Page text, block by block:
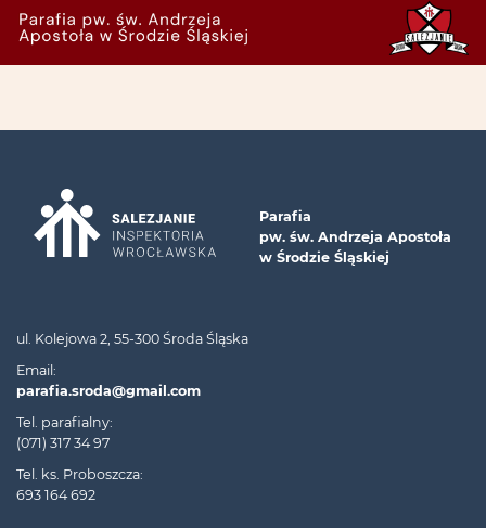
Parafia
pw. św. Andrzeja Apostoła
w Środzie Śląskiej
ul. Kolejowa 2, 55-300 Środa Śląska
Email:
parafia.sroda@gmail.com
Tel. parafialny:
(071) 317 34 97
Tel. ks. Proboszcza:
693 164 692